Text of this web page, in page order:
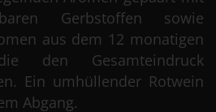
Gerbstoffen sowie
aus dem 12 monatigen
den Gesamteindruck
Ein umhüllender Rotwein
Abgang.